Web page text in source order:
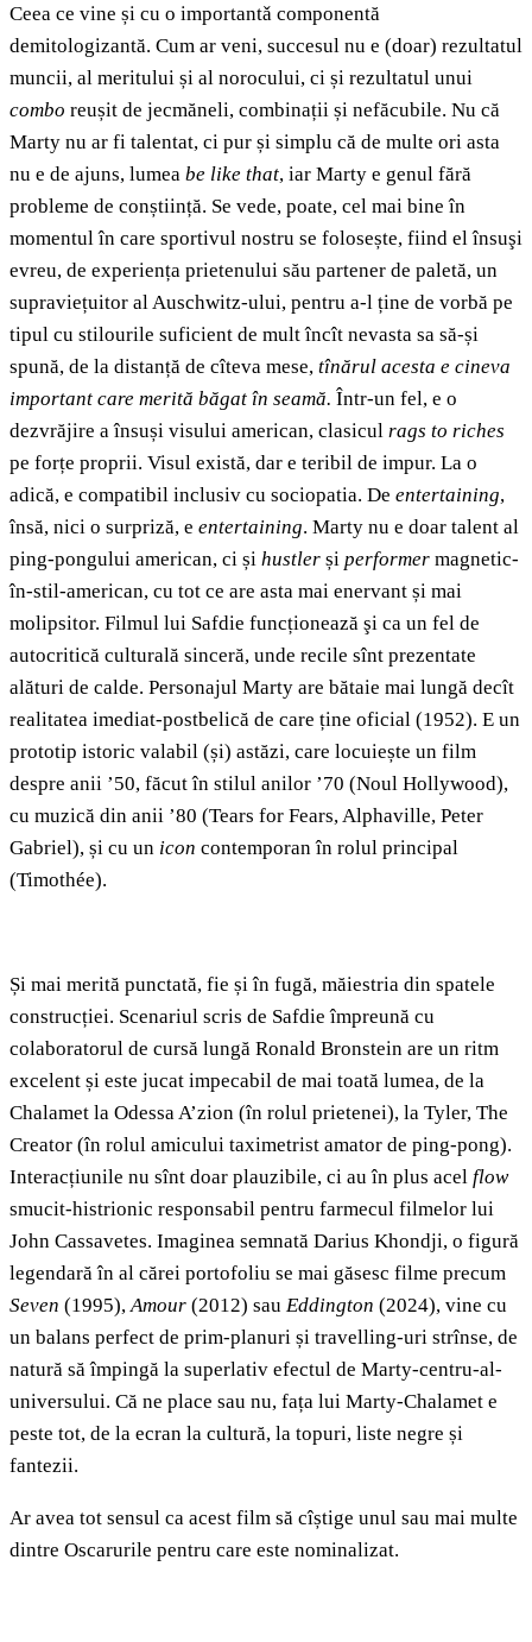
Ceea ce vine și cu o importantǎ componentă
demitologizantă. Cum ar veni, succesul nu e (doar) rezultatul
muncii, al meritului și al norocului, ci și rezultatul unui
combo reușit de jecmăneli, combinații și nefăcubile. Nu că
Marty nu ar fi talentat, ci pur și simplu că de multe ori asta
nu e de ajuns, lumea be like that, iar Marty e genul fără
probleme de conștiință. Se vede, poate, cel mai bine în
momentul în care sportivul nostru se folosește, fiind el însuşi
evreu, de experiența prietenului său partener de paletă, un
supraviețuitor al Auschwitz-ului, pentru a-l ține de vorbă pe
tipul cu stilourile suficient de mult încît nevasta sa să-și
spună, de la distanță de cîteva mese, tînărul acesta e cineva
important care merită băgat în seamă. Într-un fel, e o
dezvrăjire a însuși visului american, clasicul rags to riches
pe forțe proprii. Visul există, dar e teribil de impur. La o
adică, e compatibil inclusiv cu sociopatia. De entertaining,
însă, nici o surpriză, e entertaining. Marty nu e doar talent al
ping-pongului american, ci și hustler și performer magnetic-
în-stil-american, cu tot ce are asta mai enervant și mai
molipsitor. Filmul lui Safdie funcționează şi ca un fel de
autocritică culturală sinceră, unde recile sînt prezentate
alături de calde. Personajul Marty are bătaie mai lungă decît
realitatea imediat-postbelică de care ține oficial (1952). E un
prototip istoric valabil (și) astăzi, care locuiește un film
despre anii ’50, făcut în stilul anilor ’70 (Noul Hollywood),
cu muzică din anii ’80 (Tears for Fears, Alphaville, Peter
Gabriel), și cu un icon contemporan în rolul principal
(Timothée).
Și mai merită punctată, fie și în fugă, măiestria din spatele
construcției. Scenariul scris de Safdie împreună cu
colaboratorul de cursă lungă Ronald Bronstein are un ritm
excelent și este jucat impecabil de mai toată lumea, de la
Chalamet la Odessa A’zion (în rolul prietenei), la Tyler, The
Creator (în rolul amicului taximetrist amator de ping-pong).
Interacțiunile nu sînt doar plauzibile, ci au în plus acel flow
smucit-histrionic responsabil pentru farmecul filmelor lui
John Cassavetes. Imaginea semnată Darius Khondji, o figură
legendară în al cărei portofoliu se mai găsesc filme precum
Seven (1995),Amour (2012) sau Eddington (2024), vine cu
un balans perfect de prim-planuri și travelling-uri strînse, de
natură să împingă la superlativ efectul de Marty-centru-al-
universului. Că ne place sau nu, fața lui Marty-Chalamet e
peste tot, de la ecran la cultură, la topuri, liste negre și
fantezii.
Ar avea tot sensul ca acest film să cîștige unul sau mai multe
dintre Oscarurile pentru care este nominalizat.